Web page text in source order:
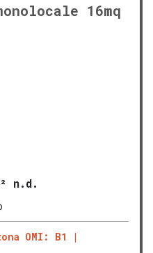
16mq
n.d.
OMI: B1